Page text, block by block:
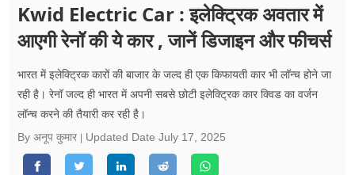
वेब स्टोरीज
उत्तर प्रदेश
गैलरी
वीडियो
Kwid Electric Car : इलेक्ट्रिक अवतार में
आएगी रेनॉ की ये कार , जानें डिजाइन और फीचर्स
भारत में इलेक्ट्रिक कारों की बाजार के जल्द ही एक किफायती कार भी लॉन्च होने जा
रही है। रेनॉ जल्द ही भारत में अपनी सबसे छोटी इलेक्ट्रिक कार क्विड का वर्जन
लॉन्च करने की तैयारी कर रही है।
By अनूप कुमार
Updated Date July 17, 2025